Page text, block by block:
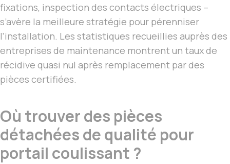
fixations, inspection des contacts électriques –
s’avère la meilleure stratégie pour pérenniser
l’installation. Les statistiques recueillies auprès des
entreprises de maintenance montrent un taux de
récidive quasi nul après remplacement par des
pièces certifiées.
Où trouver des pièces
détachées de qualité pour
portail coulissant ?